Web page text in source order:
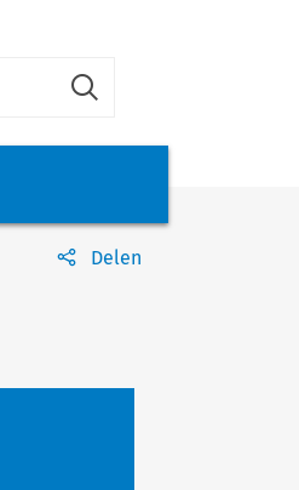
Delen